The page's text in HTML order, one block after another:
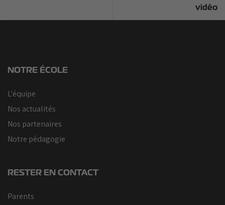
vidéo
NOTRE ÉCOLE
L'équipe
Nos actualités
Nos partenaires
Notre pédagogie
RESTER EN CONTACT
Parents